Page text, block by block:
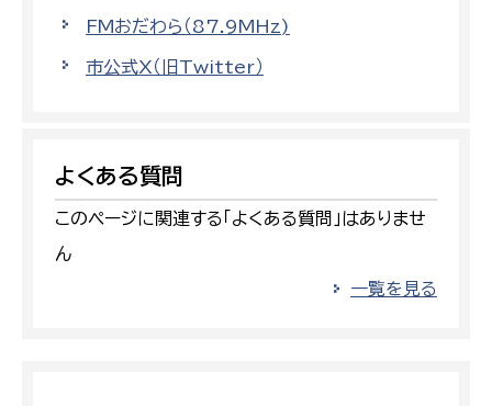
FMおだわら（87.9MHz)
市公式X（旧Twitter）
よくある質問
このページに関連する「よくある質問」はありませ
ん
一覧を見る